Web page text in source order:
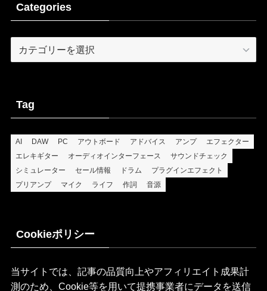
Categories
Categories
Tag
AI DAW PC アウトボード アドバイス アンプ
エフェクター
エレキギター
オーディオインターフェース
サウンドチェック
シミュレーター
セール情報 ドラム
プラグインエフェクト
プリアンプ
マイク ライフ 作詞 音源
Cookieポリシー
当サイトでは、記事の品質向上やアフィリエイト成果計
測のため、Cookie等を用いて提携事業者にデータを送信